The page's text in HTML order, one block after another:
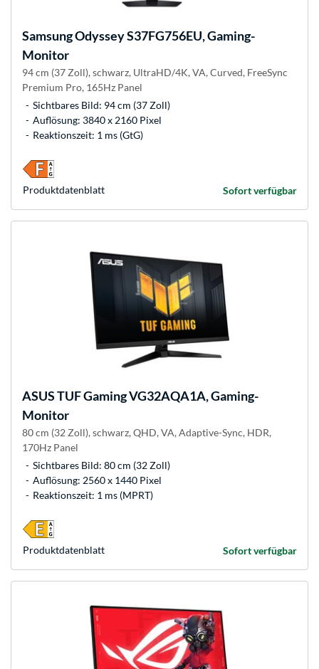
SamsungOdyssey S37FG756EU, Gaming-
Monitor
94 cm (37 Zoll), schwarz, UltraHD/4K, VA, Curved, FreeSync
Premium Pro, 165Hz Panel
Sichtbares Bild: 94 cm (37 Zoll)
Auflösung: 3840 x 2160 Pixel
Reaktionszeit: 1 ms (GtG)
Sofort verfügbar
Produkt­datenblatt
ASUSTUF Gaming VG32AQA1A, Gaming-
Monitor
80 cm (32 Zoll), schwarz, QHD, VA, Adaptive-Sync, HDR,
170Hz Panel
Sichtbares Bild: 80 cm (32 Zoll)
Auflösung: 2560 x 1440 Pixel
Reaktionszeit: 1 ms (MPRT)
Sofort verfügbar
Produkt­datenblatt